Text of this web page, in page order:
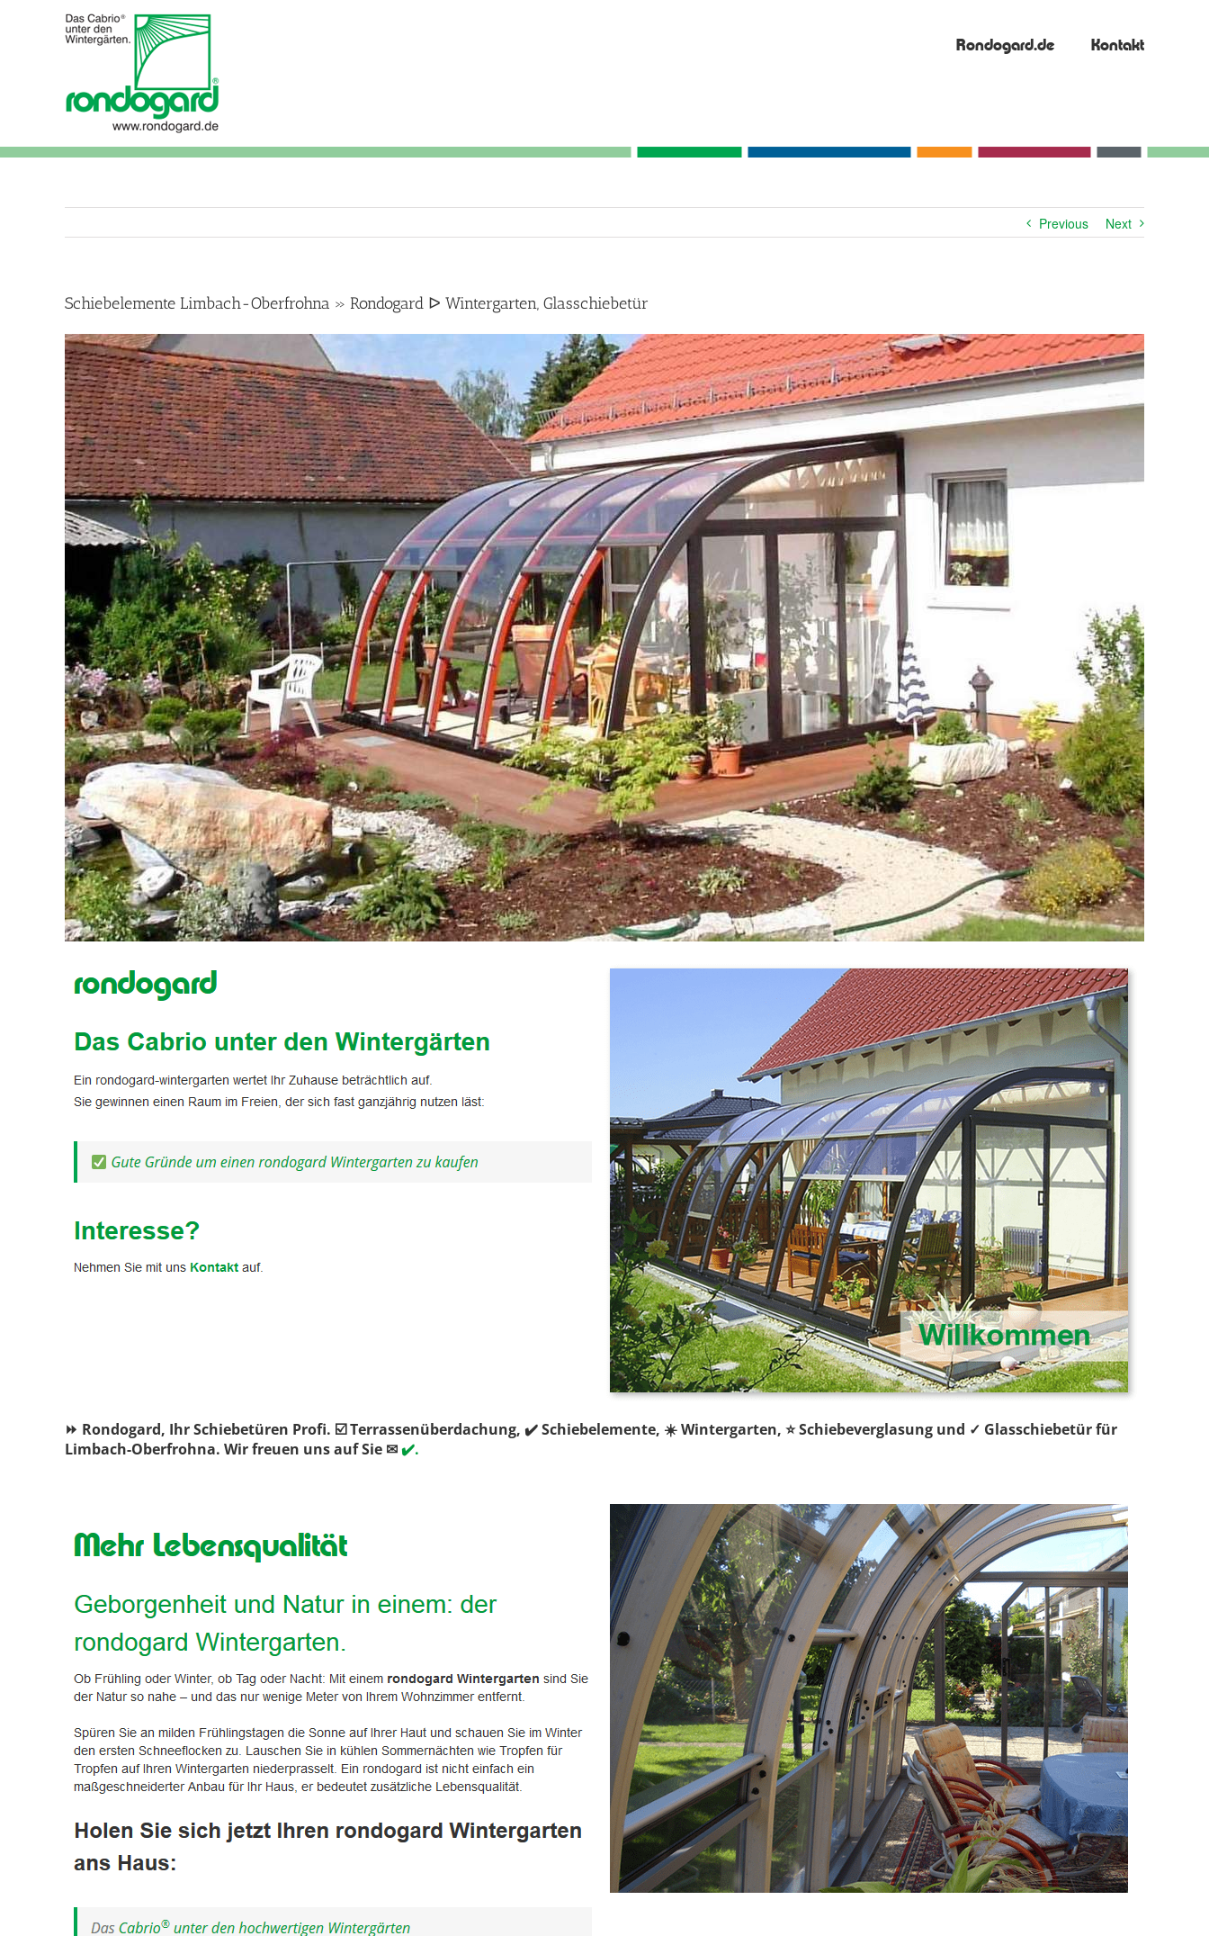
Rondogard.de Kontakt
Previous Next
Schiebelemente Limbach-Oberfrohna » Rondogard ᐅ Wintergarten, Glasschiebetür
⏩ Rondogard, Ihr Schiebetüren Profi. ☑️ Terrassenüberdachung, ✔️ Schiebelemente, ☀️ Wintergarten, ⭐ Schiebeverglasung und ✓ Glasschiebetür für
Limbach-Oberfrohna. Wir freuen uns auf Sie ✉✔️.